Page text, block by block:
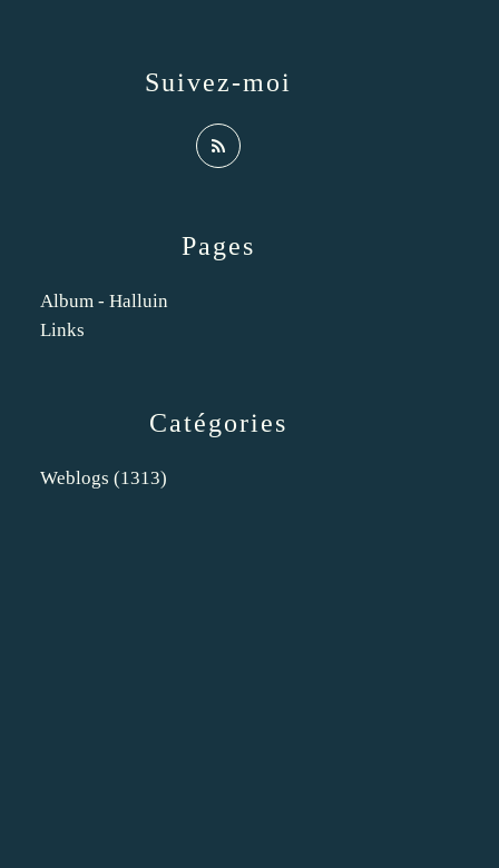
Catégories
Weblogs (1313)
Pages
Album - Halluin
Links
Suivez-moi